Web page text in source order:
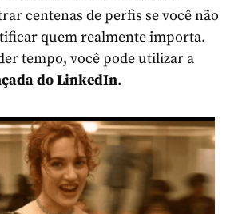
centenas de perfis se você não
quem realmente importa.
tempo, você pode utilizar a
do LinkedIn.